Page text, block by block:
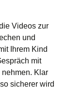
Videos zur
und
Ihrem Kind
mit
nehmen. Klar
sicherer wird